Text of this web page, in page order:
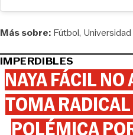
Más sobre: Fútbol
IMPERDIBLES
NAYA FÁCIL
TOMA
POLÉMICA